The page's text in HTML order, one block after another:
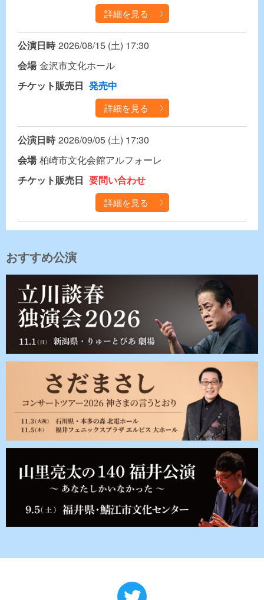
詳細を見る
公演日時 2026/08/15 (土) 17:30
会場 金沢市文化ホール
チケット販売日 発売中
詳細を見る
公演日時 2026/09/05 (土) 17:30
会場 柏崎市文化会館アルフォーレ
チケット販売日 要問い合わせ
詳細を見る
おすすめ公演